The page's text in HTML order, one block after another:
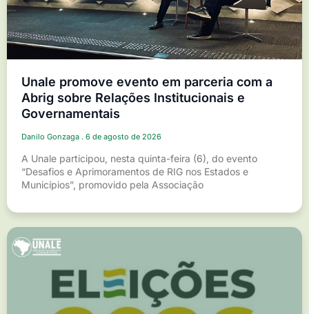
Unale promove evento em parceria com a
Abrig sobre Relações Institucionais e
Governamentais
Danilo Gonzaga 6 de agosto de 2026
A Unale participou, nesta quinta-feira (6), do evento
“Desafios e Aprimoramentos de RIG nos Estados e
Municípios”, promovido pela Associação